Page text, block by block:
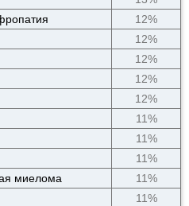
12%
12%
12%
12%
12%
11%
11%
11%
миелома
11%
11%